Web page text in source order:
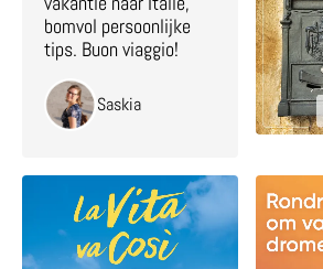
bomvol persoonlijke
tips. Buon viaggio!
Saskia